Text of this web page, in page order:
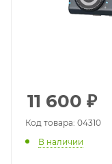
11 600 ₽
Код товара: 04310
В наличии